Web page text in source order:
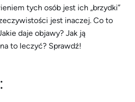
tych osób jest ich „brzydki”
jest inaczej. Co to
daje objawy? Jak ją
to leczyć? Sprawdź!